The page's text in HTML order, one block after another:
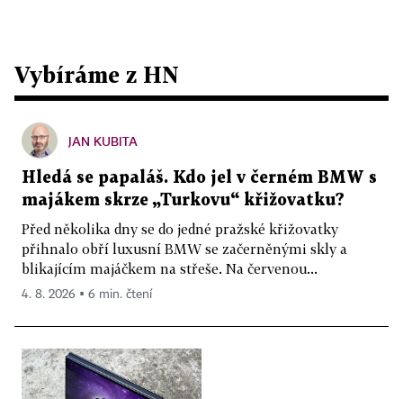
Vybíráme z HN
JAN KUBITA
Hledá se papaláš. Kdo jel v černém BMW s
majákem skrze „Turkovu“ křižovatku?
Před několika dny se do jedné pražské křižovatky
přihnalo obří luxusní BMW se začerněnými skly a
blikajícím majáčkem na střeše. Na červenou...
4. 8. 2026 ▪ 6 min. čtení